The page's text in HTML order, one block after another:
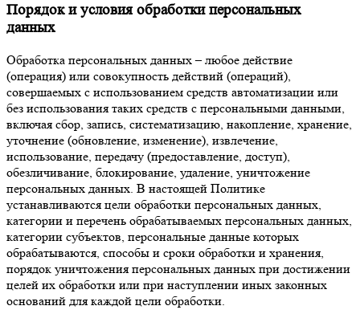
Порядок и условия обработки персональных
данных
Обработка персональных данных – любое действие
(операция) или совокупность действий (операций),
совершаемых с использованием средств автоматизации или
без использования таких средств с персональными данными,
включая сбор, запись, систематизацию, накопление, хранение,
уточнение (обновление, изменение), извлечение,
использование, передачу (предоставление, доступ),
обезличивание, блокирование, удаление, уничтожение
персональных данных. В настоящей Политике
устанавливаются цели обработки персональных данных,
категории и перечень обрабатываемых персональных данных,
категории субъектов, персональные данные которых
обрабатываются, способы и сроки обработки и хранения,
порядок уничтожения персональных данных при достижении
целей их обработки или при наступлении иных законных
оснований для каждой цели обработки.